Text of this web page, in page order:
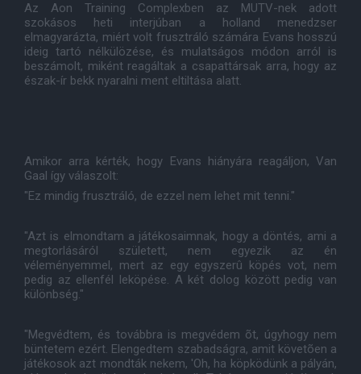
Az Aon Training Complexben az MUTV-nek adott
szokásos heti interjúban a holland menedzser
elmagyarázta, miért volt frusztráló számára Evans hosszú
ideig tartó nélkülözése, és mulatságos módon arról is
beszámolt, miként reagáltak a csapattársak arra, hogy az
észak-ír bekk nyaralni ment eltiltása alatt.
Amikor arra kérték, hogy Evans hiányára reagáljon, Van
Gaal így válaszolt:
"Ez mindig frusztráló, de ezzel nem lehet mit tenni."
"Azt is elmondtam a játékosaimnak, hogy a döntés, ami a
megtorlásáról született, nem egyezik az én
véleményemmel, mert az egy egyszerû köpés vot, nem
pedig az ellenfél leköpése. A két dolog között pedig van
különbség."
"Megvédtem, és továbbra is megvédem õt, úgyhogy nem
büntetem ezért. Elengedtem szabadságra, amit követõen a
játékosok azt mondták nekem, 'Oh, ha köpködünk a pályán,